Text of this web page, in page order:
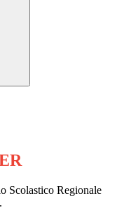
Scolastico Regionale